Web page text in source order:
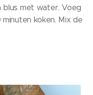
met water. Voeg
koken. Mix de